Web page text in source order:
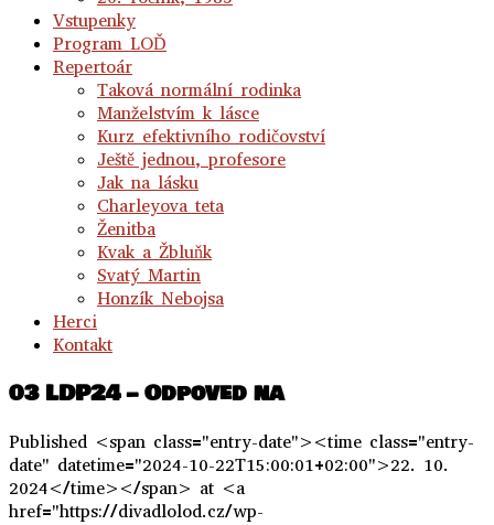
Vstupenky
Program LOĎ
Repertoár
Taková normální rodinka
Manželstvím k lásce
Kurz efektivního rodičovství
Ještě jednou, profesore
Jak na lásku
Charleyova teta
Ženitba
Kvak a Žbluňk
Svatý Martin
Honzík Nebojsa
Herci
Kontakt
03 LDP24 – Odpoved na
Published <span class="entry-date"><time class="entry-
date" datetime="2024-10-22T15:00:01+02:00">22. 10.
2024</time></span> at <a
href="https://divadlolod.cz/wp-